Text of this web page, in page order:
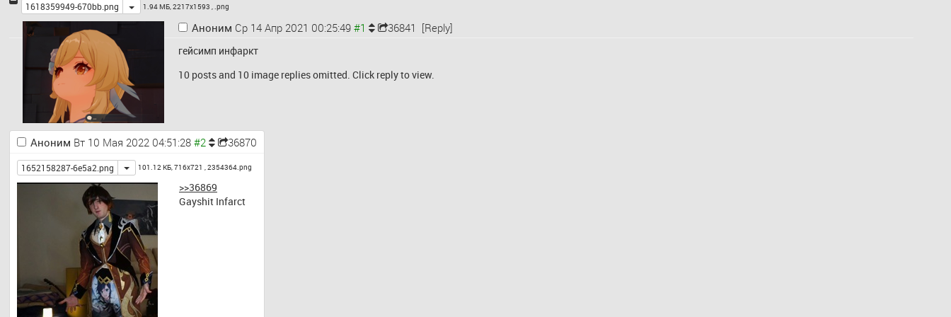
1618359949-670bb.png Toggle
1.94 МБ, 2217x1593 ,.png
Аноним Ср 14 Апр 2021 00:25:49 36841 [Reply]
гейсимп инфаркт
10 posts and 10 image replies omitted. Click reply to view.
Аноним Вт 10 Мая 2022 04:51:28 36870
1652158287-6e5a2.png Toggle
101.12 КБ, 716x721 ,2354364.png
>>36869
Gayshit Infarct